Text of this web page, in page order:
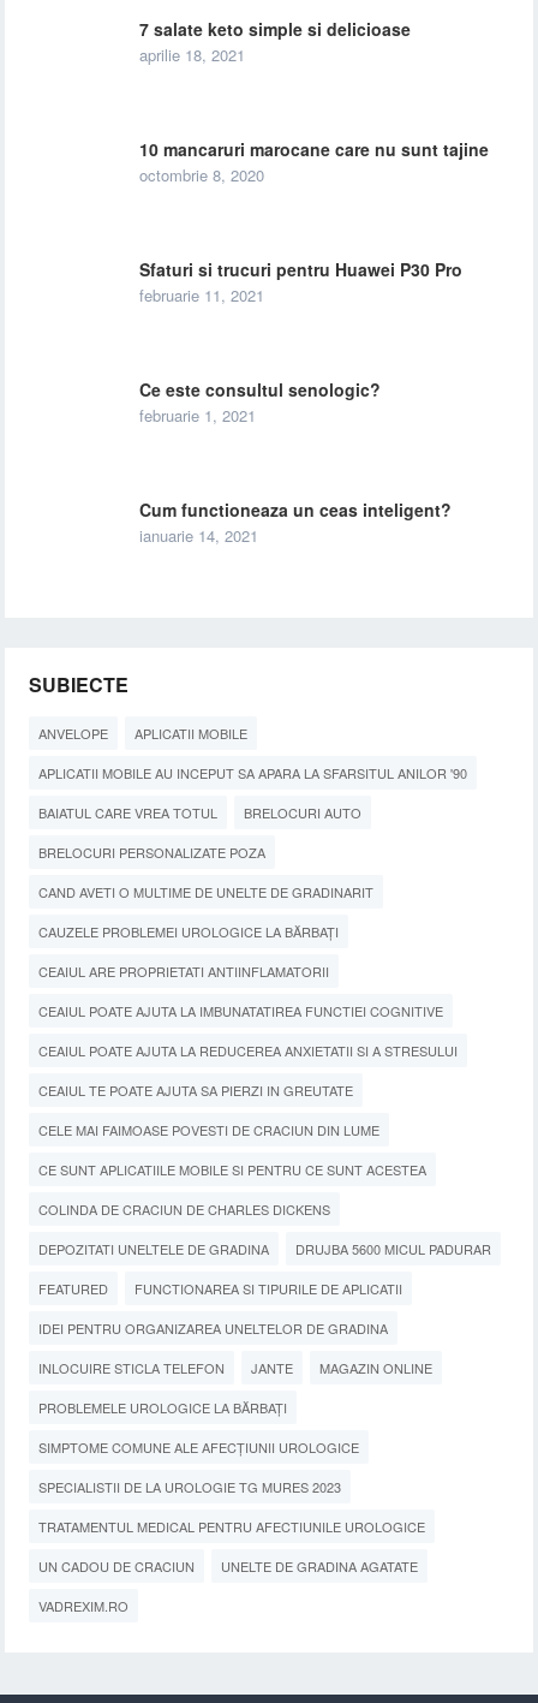
7 salate keto simple si delicioase
aprilie 18, 2021
10 mancaruri marocane care nu sunt tajine
octombrie 8, 2020
Sfaturi si trucuri pentru Huawei P30 Pro
februarie 11, 2021
Ce este consultul senologic?
februarie 1, 2021
Cum functioneaza un ceas inteligent?
ianuarie 14, 2021
SUBIECTE
ANVELOPE APLICATII MOBILE
APLICATII MOBILE AU INCEPUT SA APARA LA SFARSITUL ANILOR '90
BAIATUL CARE VREA TOTUL BRELOCURI AUTO
BRELOCURI PERSONALIZATE POZA
CAND AVETI O MULTIME DE UNELTE DE GRADINARIT
CAUZELE PROBLEMEI UROLOGICE LA BĂRBAȚI
CEAIUL ARE PROPRIETATI ANTIINFLAMATORII
CEAIUL POATE AJUTA LA IMBUNATATIREA FUNCTIEI COGNITIVE
CEAIUL POATE AJUTA LA REDUCEREA ANXIETATII SI A STRESULUI
CEAIUL TE POATE AJUTA SA PIERZI IN GREUTATE
CELE MAI FAIMOASE POVESTI DE CRACIUN DIN LUME
CE SUNT APLICATIILE MOBILE SI PENTRU CE SUNT ACESTEA
COLINDA DE CRACIUN DE CHARLES DICKENS
DEPOZITATI UNELTELE DE GRADINA DRUJBA 5600 MICUL PADURAR
FEATURED FUNCTIONAREA SI TIPURILE DE APLICATII
IDEI PENTRU ORGANIZAREA UNELTELOR DE GRADINA
INLOCUIRE STICLA TELEFON JANTE MAGAZIN ONLINE
PROBLEMELE UROLOGICE LA BĂRBAȚI
SIMPTOME COMUNE ALE AFECȚIUNII UROLOGICE
SPECIALISTII DE LA UROLOGIE TG MURES 2023
TRATAMENTUL MEDICAL PENTRU AFECTIUNILE UROLOGICE
UN CADOU DE CRACIUN UNELTE DE GRADINA AGATATE
VADREXIM.RO